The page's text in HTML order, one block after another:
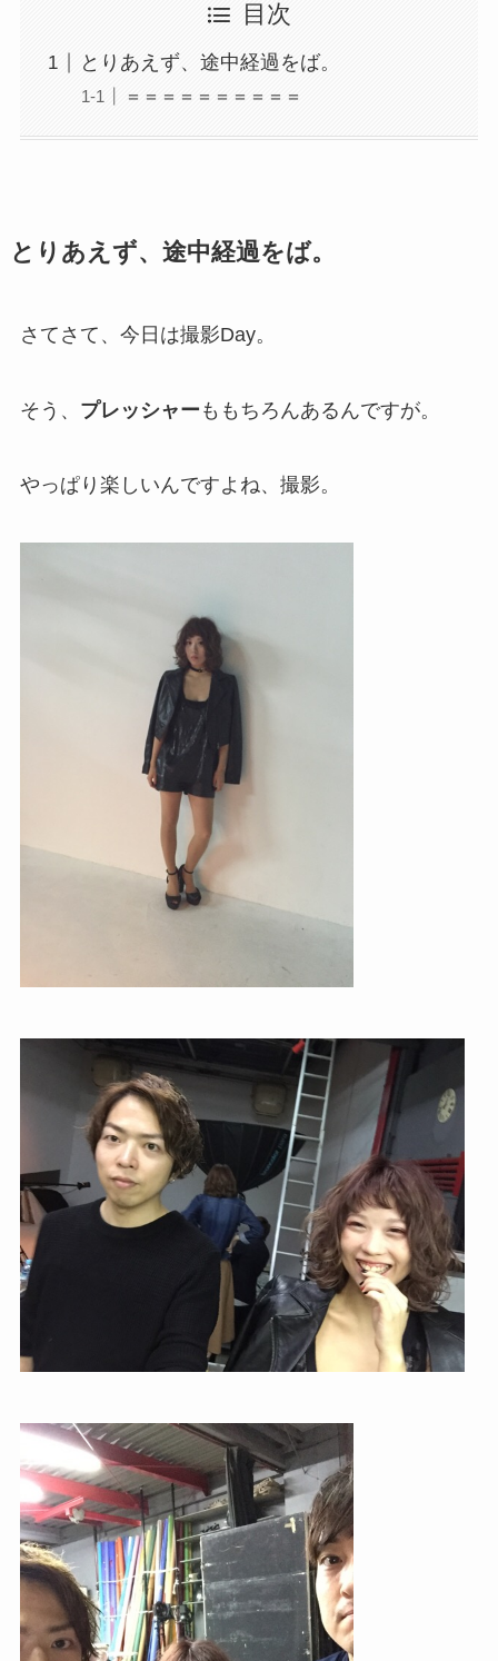
目次
とりあえず、途中経過をば。
＝＝＝＝＝＝＝＝＝＝
とりあえず、途中経過をば。
さてさて、今日は撮影Day。
そう、 プレッシャー ももちろんあるんですが。
やっぱり楽しいんですよね、撮影。